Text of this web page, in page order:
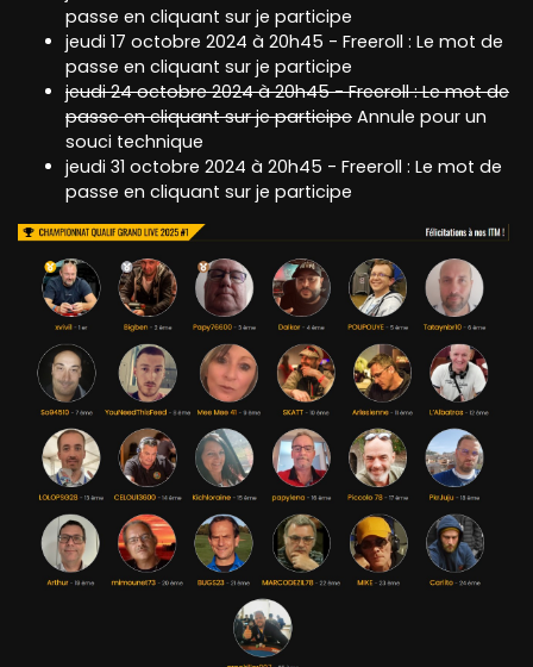
passe en cliquant sur je participe
jeudi 17 octobre 2024 à 20h45 - Freeroll : Le mot de
passe en cliquant sur je participe
jeudi 24 octobre 2024 à 20h45 - Freeroll : Le mot de
passe en cliquant sur je participe Annule pour un
souci technique
jeudi 31 octobre 2024 à 20h45 - Freeroll : Le mot de
passe en cliquant sur je participe